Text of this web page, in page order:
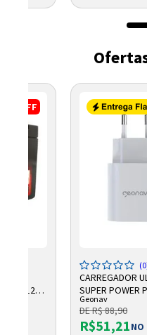
OFF
12V
CARREGADOR
SUPER POWER
GEONAV
Geonav
DE R$ 88,90
R$51,21NO